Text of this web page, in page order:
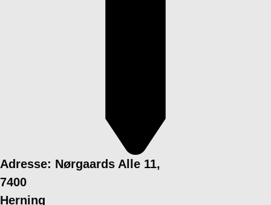
Adresse: Nørgaards Alle 11,
7400
Herning